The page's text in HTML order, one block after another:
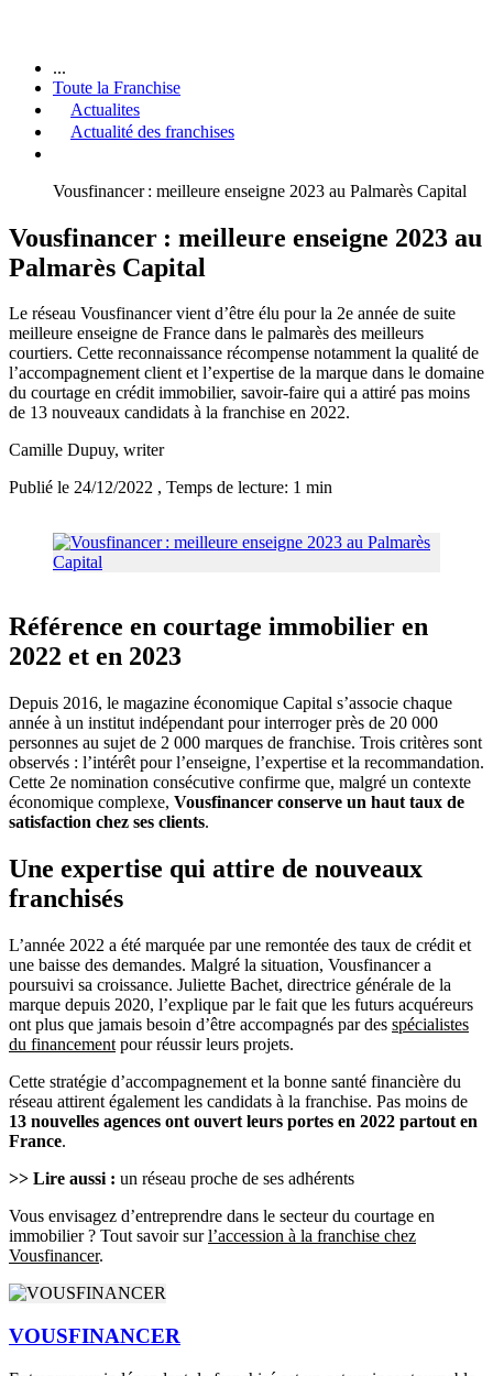
...
Toute la Franchise
Actualites
Actualité des franchises
Vousfinancer : meilleure enseigne 2023 au Palmarès Capital
Vousfinancer : meilleure enseigne 2023 au
Palmarès Capital
Le réseau Vousfinancer vient d’être élu pour la 2e année de suite
meilleure enseigne de France dans le palmarès des meilleurs
courtiers. Cette reconnaissance récompense notamment la qualité de
l’accompagnement client et l’expertise de la marque dans le domaine
du courtage en crédit immobilier, savoir-faire qui a attiré pas moins
de 13 nouveaux candidats à la franchise en 2022.
Camille Dupuy, writer
Publié le 24/12/2022 , Temps de lecture: 1 min
Référence en courtage immobilier en
2022 et en 2023
Depuis 2016, le magazine économique Capital s’associe chaque
année à un institut indépendant pour interroger près de 20 000
personnes au sujet de 2 000 marques de franchise. Trois critères sont
observés : l’intérêt pour l’enseigne, l’expertise et la recommandation.
Cette 2e nomination consécutive confirme que, malgré un contexte
économique complexe, Vousfinancer conserve un haut taux de
satisfaction chez ses clients.
Une expertise qui attire de nouveaux
franchisés
L’année 2022 a été marquée par une remontée des taux de crédit et
une baisse des demandes. Malgré la situation, Vousfinancer a
poursuivi sa croissance. Juliette Bachet, directrice générale de la
marque depuis 2020, l’explique par le fait que les futurs acquéreurs
ont plus que jamais besoin d’être accompagnés par des spécialistes
du financement pour réussir leurs projets.
Cette stratégie d’accompagnement et la bonne santé financière du
réseau attirent également les candidats à la franchise. Pas moins de
13 nouvelles agences ont ouvert leurs portes en 2022 partout en
France.
>> Lire aussi : un réseau proche de ses adhérents
Vous envisagez d’entreprendre dans le secteur du courtage en
immobilier ? Tout savoir surl’accession à la franchise chez
Vousfinancer.
VOUSFINANCER